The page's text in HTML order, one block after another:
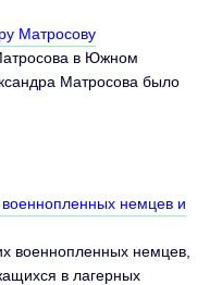
Матросову
в Южном
Матросова было
немцев и
военнопленных немцев,
в лагерных